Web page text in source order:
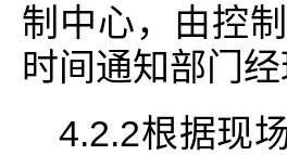
制中心，由控
时间通知部门经
4.2.2根据现